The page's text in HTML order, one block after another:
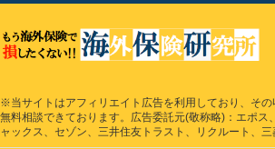
※当サイトはアフィリエイト広告を利用しており、その
無料相談できております。広告委託元(敬称略)：エポス
ャックス、セゾン、三井住友トラスト、リクルート、